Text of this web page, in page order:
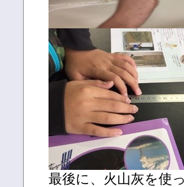
最後に、火山灰を使